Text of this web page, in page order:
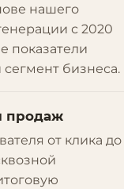
нашего
с 2020
показатели
бизнеса.
продаж
от клика до